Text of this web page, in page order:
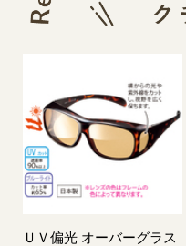
ＵＶ偏光 オーバーグラス